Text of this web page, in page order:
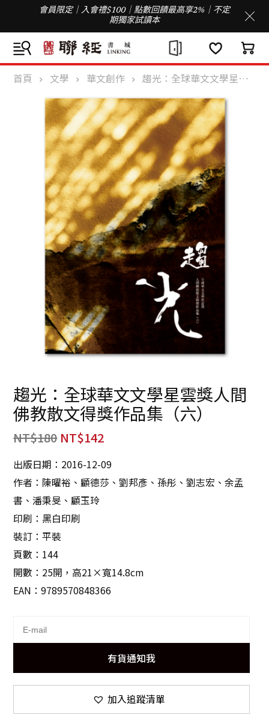
會員限定｜入會禮$100｜點數回饋最高享2%｜不定
期獨家試讀本
首頁 文學 華文創作 趨光：全球華文文學星雲獎人間佛教散文得獎作品集（六）
趨光：全球華文文學星雲獎人間
佛教散文得獎作品集（六）
NT$180 NT$142
出版日期：2016-12-09
作者：陳曜裕、顧德莎、劉邦彥、孫彤、劉志宏、余孟
書、潘秉旻、顧玉玲
印刷：黑白印刷
裝訂：平裝
頁數：144
開數：25開，高21×寬14.8cm
EAN：9789570848366
有貨通知我
加入追蹤清單